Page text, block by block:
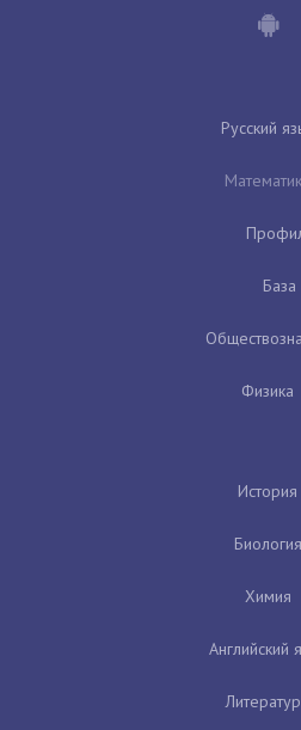
Русский
База
Физика
История
Биология
Химия
Английский